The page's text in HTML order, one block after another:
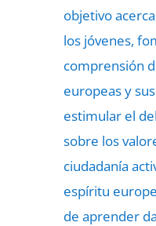
objetivo
los jóvenes,
comprensión
europeas y
estimular el
sobre los
ciudadanía
espíritu
de aprender